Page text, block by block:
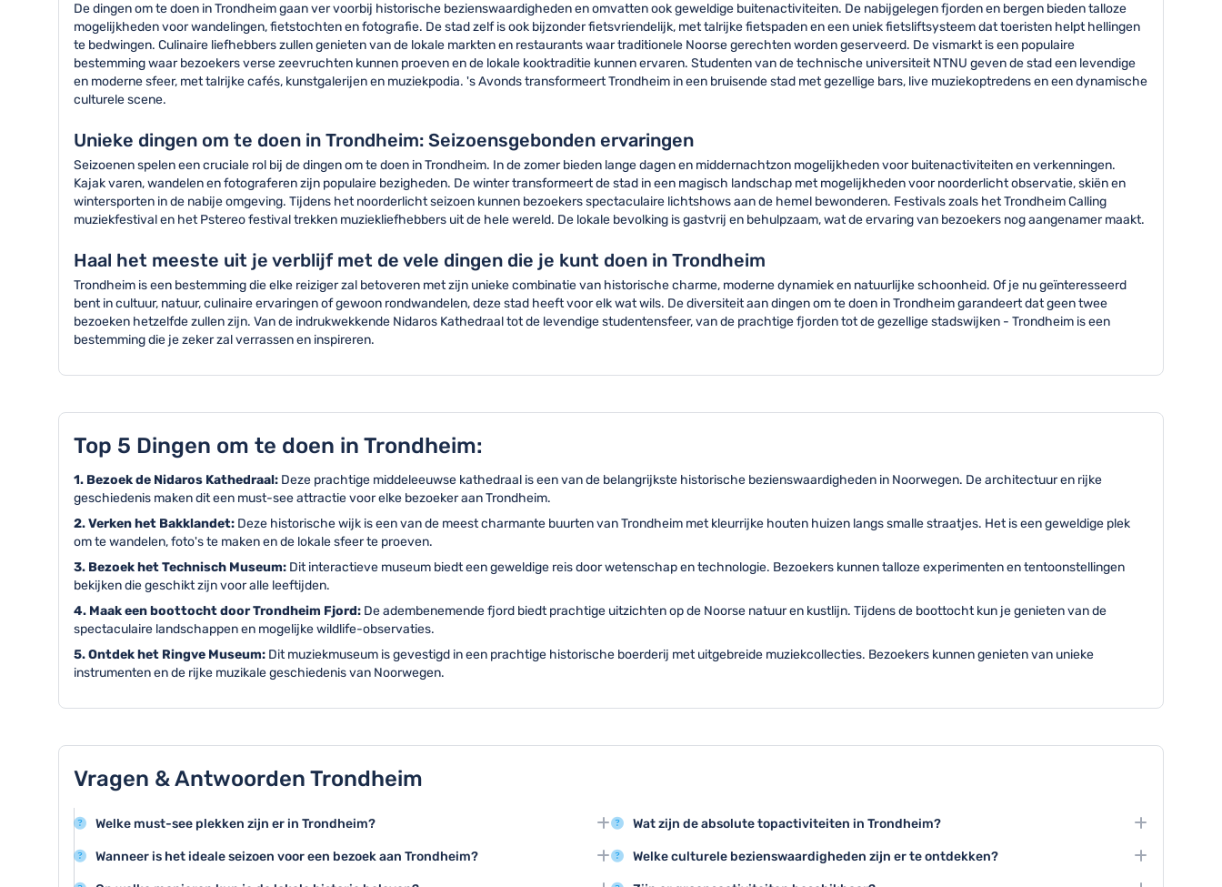
De dingen om te doen in Trondheim gaan ver voorbij historische bezienswaardigheden en omvatten ook geweldige buitenactiviteiten. De nabijgelegen fjorden en bergen bieden talloze
mogelijkheden voor wandelingen, fietstochten en fotografie. De stad zelf is ook bijzonder fietsvriendelijk, met talrijke fietspaden en een uniek fietsliftsysteem dat toeristen helpt hellingen
te bedwingen. Culinaire liefhebbers zullen genieten van de lokale markten en restaurants waar traditionele Noorse gerechten worden geserveerd. De vismarkt is een populaire
bestemming waar bezoekers verse zeevruchten kunnen proeven en de lokale kooktraditie kunnen ervaren. Studenten van de technische universiteit NTNU geven de stad een levendige
en moderne sfeer, met talrijke cafés, kunstgalerijen en muziekpodia. 's Avonds transformeert Trondheim in een bruisende stad met gezellige bars, live muziekoptredens en een dynamische
culturele scene.
Unieke dingen om te doen in Trondheim: Seizoensgebonden ervaringen
Seizoenen spelen een cruciale rol bij de dingen om te doen in Trondheim. In de zomer bieden lange dagen en middernachtzon mogelijkheden voor buitenactiviteiten en verkenningen.
Kajak varen, wandelen en fotograferen zijn populaire bezigheden. De winter transformeert de stad in een magisch landschap met mogelijkheden voor noorderlicht observatie, skiën en
wintersporten in de nabije omgeving. Tijdens het noorderlicht seizoen kunnen bezoekers spectaculaire lichtshows aan de hemel bewonderen. Festivals zoals het Trondheim Calling
muziekfestival en het Pstereo festival trekken muziekliefhebbers uit de hele wereld. De lokale bevolking is gastvrij en behulpzaam, wat de ervaring van bezoekers nog aangenamer maakt.
Haal het meeste uit je verblijf met de vele dingen die je kunt doen in Trondheim
Trondheim is een bestemming die elke reiziger zal betoveren met zijn unieke combinatie van historische charme, moderne dynamiek en natuurlijke schoonheid. Of je nu geïnteresseerd
bent in cultuur, natuur, culinaire ervaringen of gewoon rondwandelen, deze stad heeft voor elk wat wils. De diversiteit aan dingen om te doen in Trondheim garandeert dat geen twee
bezoeken hetzelfde zullen zijn. Van de indrukwekkende Nidaros Kathedraal tot de levendige studentensfeer, van de prachtige fjorden tot de gezellige stadswijken - Trondheim is een
bestemming die je zeker zal verrassen en inspireren.
Top 5 Dingen om te doen in Trondheim:
1. Bezoek de Nidaros Kathedraal: Deze prachtige middeleeuwse kathedraal is een van de belangrijkste historische bezienswaardigheden in Noorwegen. De architectuur en rijke
geschiedenis maken dit een must-see attractie voor elke bezoeker aan Trondheim.
2. Verken het Bakklandet: Deze historische wijk is een van de meest charmante buurten van Trondheim met kleurrijke houten huizen langs smalle straatjes. Het is een geweldige plek
om te wandelen, foto's te maken en de lokale sfeer te proeven.
3. Bezoek het Technisch Museum: Dit interactieve museum biedt een geweldige reis door wetenschap en technologie. Bezoekers kunnen talloze experimenten en tentoonstellingen
bekijken die geschikt zijn voor alle leeftijden.
4. Maak een boottocht door Trondheim Fjord: De adembenemende fjord biedt prachtige uitzichten op de Noorse natuur en kustlijn. Tijdens de boottocht kun je genieten van de
spectaculaire landschappen en mogelijke wildlife-observaties.
5. Ontdek het Ringve Museum: Dit muziekmuseum is gevestigd in een prachtige historische boerderij met uitgebreide muziekcollecties. Bezoekers kunnen genieten van unieke
instrumenten en de rijke muzikale geschiedenis van Noorwegen.
Vragen & Antwoorden Trondheim
Welke must-see plekken zijn er in Trondheim?
Trondheim beschikt over geweldige bezienswaardigheden zoals de Nidaros
Wanneer is het ideale seizoen voor een bezoek aan Trondheim?
De zomermaanden juni tot augustus zijn perfect voor toerisme met aangename
Wat zijn de absolute topactiviteiten in Trondheim?
De Nidaros Kathedraal bezoeken, een rondvaart maken langs de kust en een wandeling
door het historische stadscentrum behoren tot de beste toeristische ervaringen.
Welke culturele bezienswaardigheden zijn er te ontdekken?
Rockheim Museum voor muziek, Trondheim Kunstmuseum voor kunst en de talrijke